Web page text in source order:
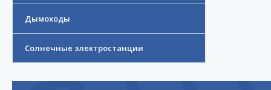
Дымоходы
Солнечные электростанции